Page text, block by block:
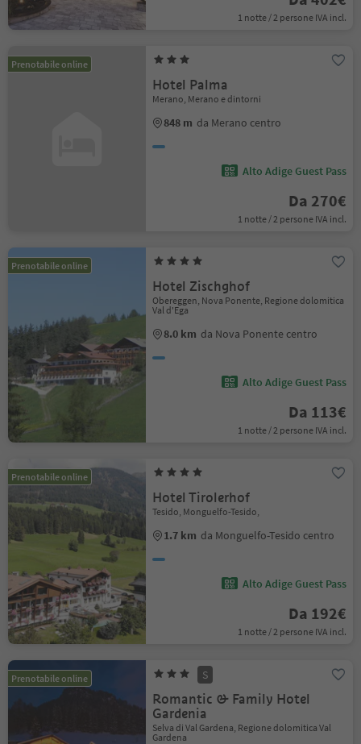
1 notte / 2 persone IVA incl.
Prenotabile online
Hotel Palma
Merano, Merano e dintorni
848 m da Merano centro
Alto Adige Guest Pass
Da 270€
1 notte / 2 persone IVA incl.
Prenotabile online
Hotel Zischghof
Obereggen, Nova Ponente, Regione dolomitica
Val d'Ega
8.0 km da Nova Ponente centro
Alto Adige Guest Pass
Da 113€
1 notte / 2 persone IVA incl.
Prenotabile online
Hotel Tirolerhof
Tesido, Monguelfo-Tesido,
1.7 km da Monguelfo-Tesido centro
Alto Adige Guest Pass
Da 192€
1 notte / 2 persone IVA incl.
Prenotabile online S
Romantic & Family Hotel
Gardenia
Selva di Val Gardena, Regione dolomitica Val
Gardena